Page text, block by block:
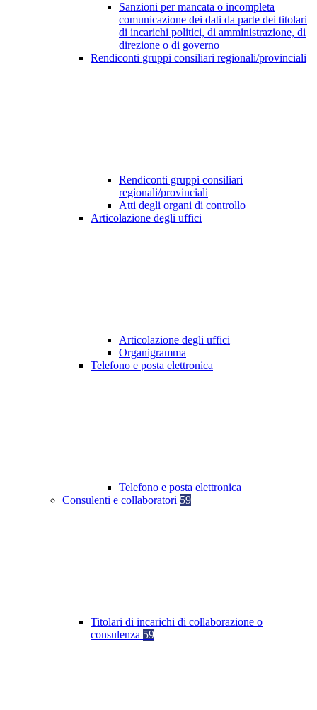
Sanzioni per mancata o incompleta
comunicazione dei dati da parte dei titolari
di incarichi politici, di amministrazione, di
direzione o di governo
Rendiconti gruppi consiliari regionali/provinciali
Rendiconti gruppi consiliari
regionali/provinciali
Atti degli organi di controllo
Articolazione degli uffici
Articolazione degli uffici
Organigramma
Telefono e posta elettronica
Telefono e posta elettronica
Consulenti e collaboratori 59
Titolari di incarichi di collaborazione o
consulenza 59